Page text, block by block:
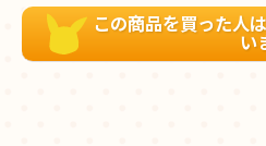
この商品を買った人
い